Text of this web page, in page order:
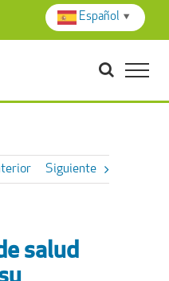
Siguiente
salud
Español ▼